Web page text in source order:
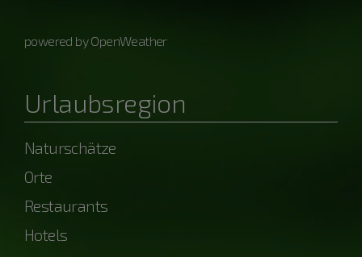
powered by OpenWeather
Urlaubsregion
Naturschätze
Orte
Restaurants
Hotels